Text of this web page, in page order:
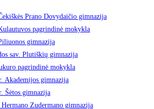
Prano Dovydaičio gimnazija
pagrindinė mokykla
gimnazija
sav. Plutiškių gimnazija
pagrindinė mokykla
Akademijos gimnazija
Šėtos gimnazija
Zudermano gimnazija